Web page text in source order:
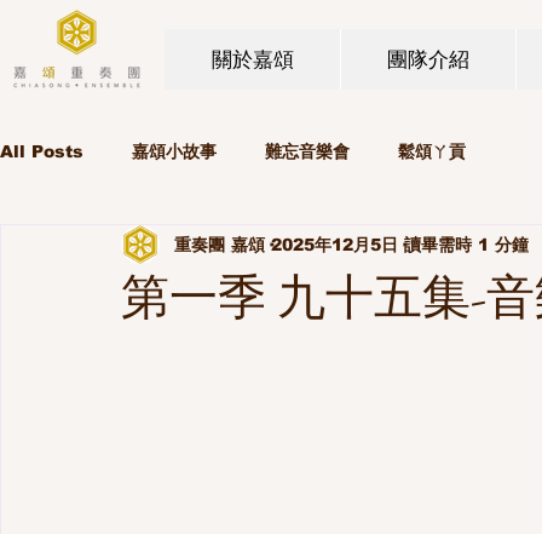
關於嘉頌 團隊介紹
All Posts 嘉頌小故事 難忘音樂會 鬆頌ㄚ貢
第一季 九十五集-
重奏團 嘉頌 2025年12月5日 讀畢需時 1 分鐘